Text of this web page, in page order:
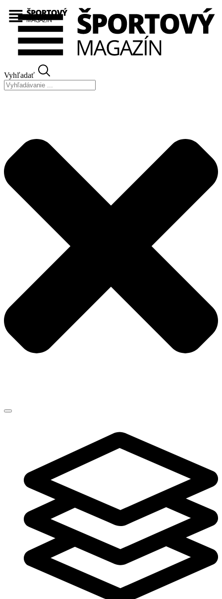
Preskočiť
na
obsah
Vyhľadať